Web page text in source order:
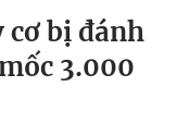
bị đánh
3.000